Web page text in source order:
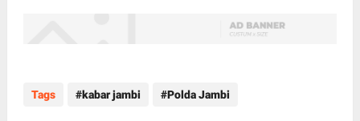
Tags kabar jambi Polda Jambi